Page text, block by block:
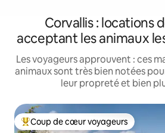
Corvallis : locations
acceptant les animaux
Les voyageurs approuvent : ces
animaux sont très bien notées
leur propreté et bien
Coups de cœur voyageurs les plus
Coup de cœur voyageurs